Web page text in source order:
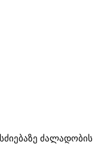
ძალადობის